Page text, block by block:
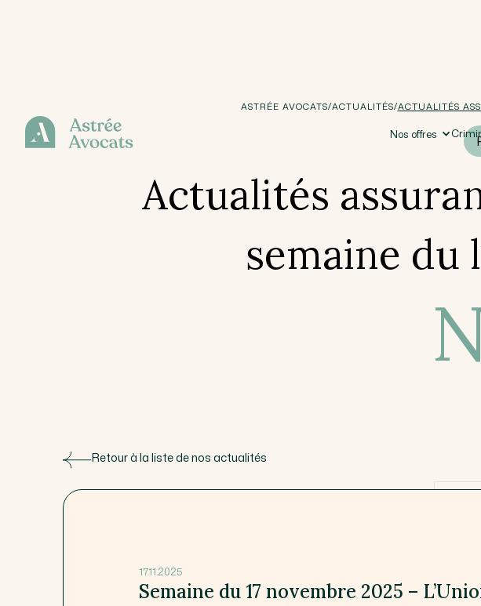
Nos offres
ASTRÉE AVOCATS/ACTUALITÉS/ACTUALITÉS
Actualités
semaine du
Retour à la liste de nos actualités
17.11.2025
Semaine du 17 novembre 2025 –